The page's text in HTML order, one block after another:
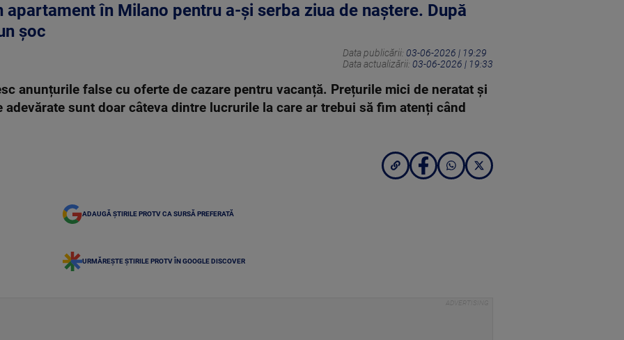
apartament în Milano pentru a-și serba ziua de naștere. După
șoc
Data publicării: 03-06-2026 | 19:29
Data actualizării: 03-06-2026 | 19:33
anunțurile false cu oferte de cazare pentru vacanță. Prețurile mici de neratat și
sunt doar câteva dintre lucrurile la care ar trebui să fim atenți când
ADAUGĂ ȘTIRILE PROTV CA SURSĂ PREFERATĂ
URMĂREȘTE ȘTIRILE PROTV ÎN GOOGLE DISCOVER